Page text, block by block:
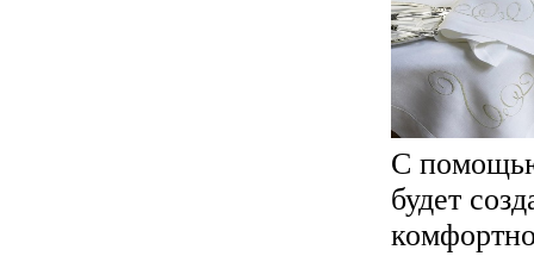
С
будет